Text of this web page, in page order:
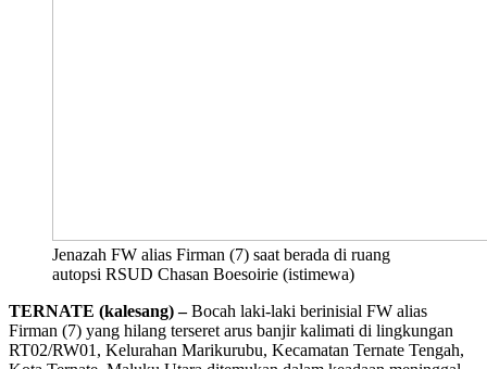
Jenazah FW alias Firman (7) saat berada di ruang
autopsi RSUD Chasan Boesoirie (istimewa)
TERNATE (kalesang) –Bocah laki-laki berinisial FW alias
Firman (7) yang hilang terseret arus banjir kalimati di lingkungan
RT02/RW01, Kelurahan Marikurubu, Kecamatan Ternate Tengah,